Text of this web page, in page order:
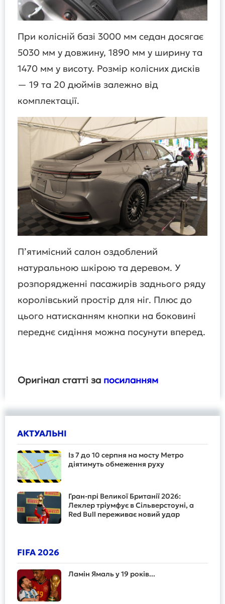
При колісній базі 3000 мм седан досягає
5030 мм у довжину, 1890 мм у ширину та
1470 мм у висоту. Розмір колісних дисків
— 19 та 20 дюймів залежно від
комплектації.
П’ятимісний салон оздоблений
натуральною шкірою та деревом. У
розпорядженні пасажирів заднього ряду
королівський простір для ніг. Плюс до
цього натисканням кнопки на боковині
переднє сидіння можна посунути вперед.
Оригінал статті за посиланням
АКТУАЛЬНІ
Із 7 до 10 серпня на мосту Метро
діятимуть обмеження руху
Гран-прі Великої Британії 2026:
Леклер тріумфує в Сільверстоуні, а
Red Bull переживає новий удар
FIFA 2026
Ламін Ямаль у 19 років...